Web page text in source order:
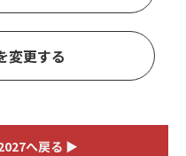
変更する
へ戻る ▶